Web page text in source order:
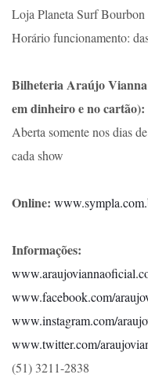
Loja Planeta Surf
Horário funcionamento:
Bilheteria Araújo Vianna
em dinheiro e no cartão):
Aberta somente nos dias
cada show
Online:
Informações:
www.facebook.com/
www.instagram.com/
www.twitter.com/
(51) 3211-2838